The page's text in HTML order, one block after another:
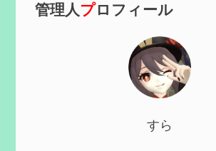
第６０回 炎神マーヴィカの性
第５９回 アチーブメント「対
を作成
第５８回 集敵以外のすべてを
ったサポーターシロネンの解説
管理人プロフィール
すら